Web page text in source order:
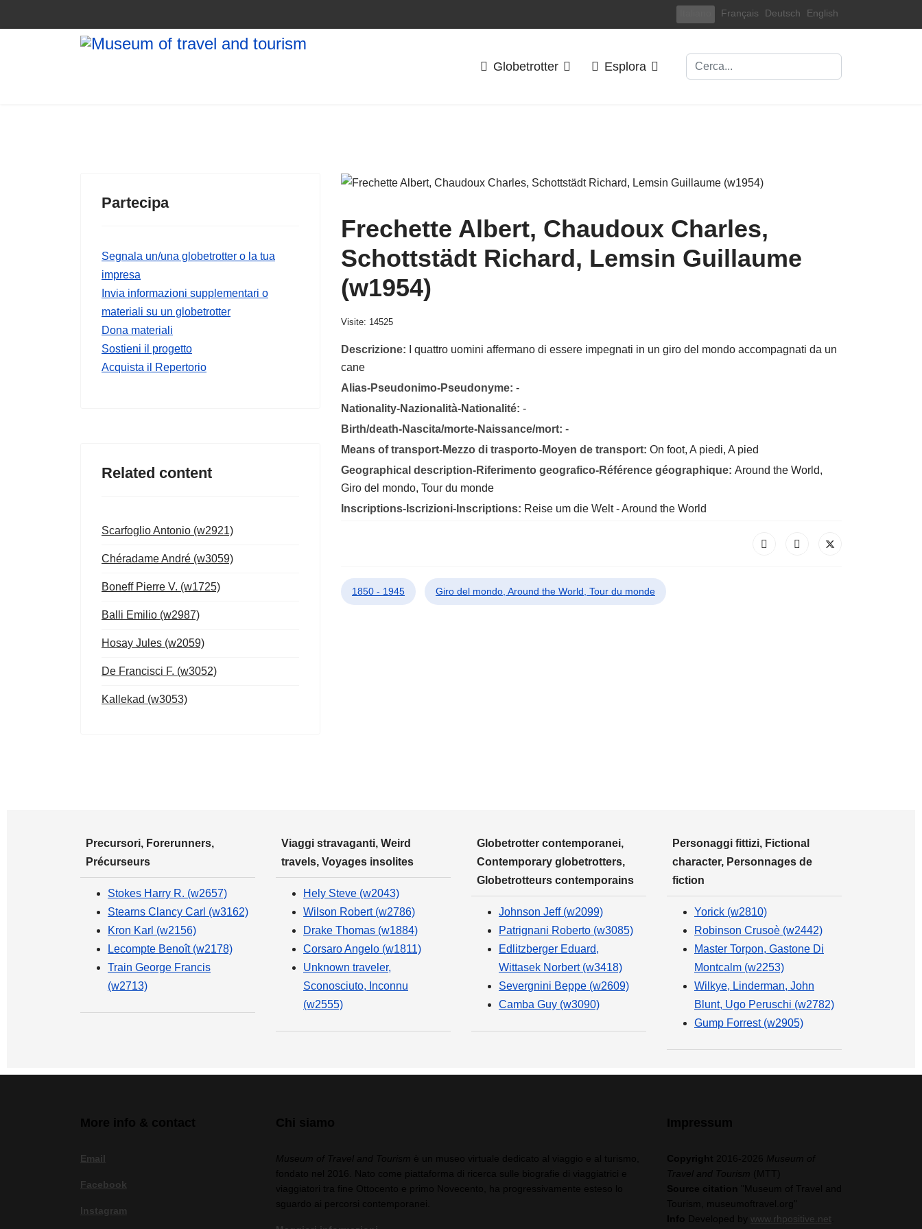
Select your language
Français Deutsch English
Globetrotter Esplora Cerca
Partecipa
Segnala un/una globetrotter o la tua
impresa
Invia informazioni supplementari o
materiali su un globetrotter
Dona materiali
Sostieni il progetto
Acquista il Repertorio
Related content
Scarfoglio Antonio (w2921)
Chéradame André (w3059)
Boneff Pierre V. (w1725)
Balli Emilio (w2987)
Hosay Jules (w2059)
De Francisci F. (w3052)
Kallekad (w3053)
Frechette Albert, Chaudoux Charles,
Schottstädt Richard, Lemsin Guillaume
(w1954)
Visite: 14525
Descrizione:
I quattro uomini affermano di essere impegnati in un giro del mondo accompagnati da un
cane
Alias-Pseudonimo-Pseudonyme: -
Nationality-Nazionalità-Nationalité: -
Birth/death-Nascita/morte-Naissance/mort: -
Means of transport-Mezzo di trasporto-Moyen de transport: On foot, A piedi, A pied
Geographical description-Riferimento geografico-Référence géographique: Around the World,
Giro del mondo, Tour du monde
Inscriptions-Iscrizioni-Inscriptions: Reise um die Welt - Around the World
1850 - 1945 Giro del mondo, Around the World, Tour du monde
Precursori, Forerunners,
Précurseurs
Stokes Harry R. (w2657)
Stearns Clancy Carl (w3162)
Kron Karl (w2156)
Lecompte Benoît (w2178)
Train George Francis
(w2713)
Viaggi stravaganti, Weird
travels, Voyages insolites
Hely Steve (w2043)
Wilson Robert (w2786)
Drake Thomas (w1884)
Corsaro Angelo (w1811)
Unknown traveler,
Sconosciuto, Inconnu
(w2555)
Globetrotter contemporanei,
Contemporary globetrotters,
Globetrotteurs contemporains
Johnson Jeff (w2099)
Patrignani Roberto (w3085)
Edlitzberger Eduard,
Wittasek Norbert (w3418)
Severgnini Beppe (w2609)
Camba Guy (w3090)
Personaggi fittizi, Fictional
character, Personnages de
fiction
Yorick (w2810)
Robinson Crusoè (w2442)
Master Torpon, Gastone Di
Montcalm (w2253)
Wilkye, Linderman, John
Blunt, Ugo Peruschi (w2782)
Gump Forrest (w2905)
Email
Facebook
Instagram
www.rhpositive.net